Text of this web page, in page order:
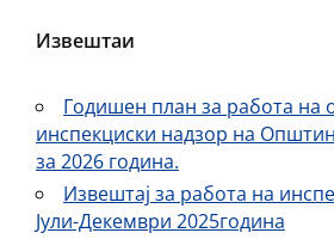
Извештаи
Годишен план за работа на
инспекциски надзор на
за 2026 година.
Извештај за работа на
Јули-Декември 2025година